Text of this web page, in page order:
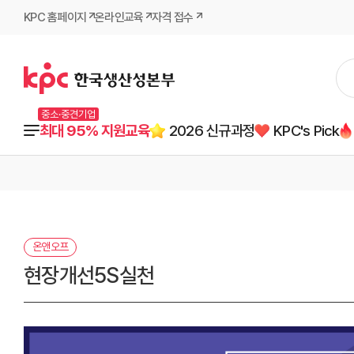
KPC 홈페이지 온라인교육 자격 접수
중소·중견기업
최대 95% 지원교육 2026 신규과정 KPC's Pick
온앤오프
현장개선5S실천